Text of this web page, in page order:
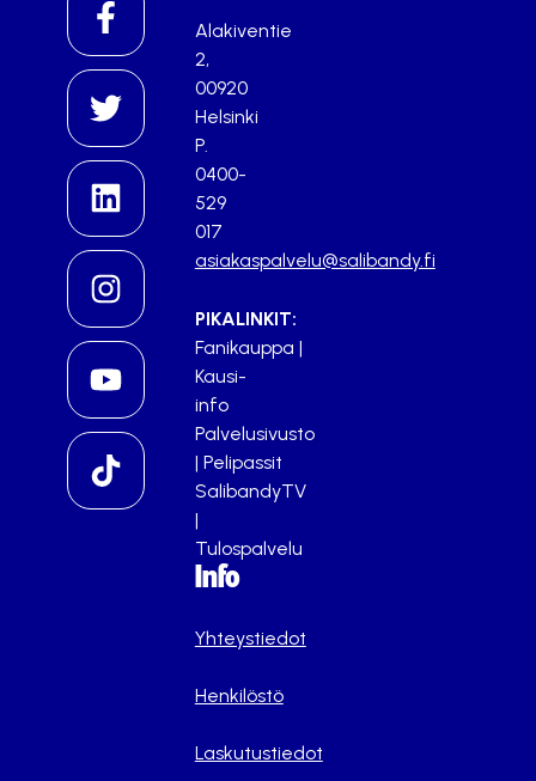
Alakiventie
2,
00920
Helsinki
P.
0400-
529
017
asiakaspalvelu@salibandy.fi
PIKALINKIT:
Fanikauppa |
Kausi-
info
Palvelusivusto
| Pelipassit
SalibandyTV
|
Tulospalvelu
Info
Yhteystiedot
Henkilöstö
Laskutustiedot